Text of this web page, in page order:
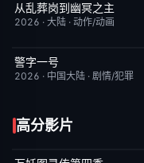
更新至第13集
从乱葬岗到幽冥之主
2026 · 大陆 · 动作/动画
更新至第28集
警字一号
2026 · 中国大陆 · 剧情/犯罪
高分影片